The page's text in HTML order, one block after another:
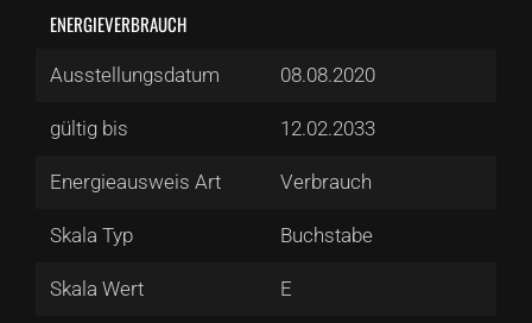
ENERGIEVERBRAUCH
Ausstellungsdatum 08.08.2020
gültig bis 12.02.2033
Energieausweis Art Verbrauch
Skala Typ Buchstabe
Skala Wert E